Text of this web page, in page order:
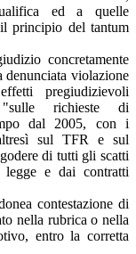
ed a quelle
principio del tantum
concretamente
violazione
pregiudizievoli
"sulle richieste di
dal 2005, con i
sul TFR e sul
di tutti gli scatti
e dai contratti
contestazione di
nella rubrica o nella
entro la corretta